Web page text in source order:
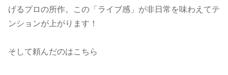
げるプロの所作。この「ライブ感」が非日常を味わえてテ
ンションが上がります！
そして頼んだのはこちら